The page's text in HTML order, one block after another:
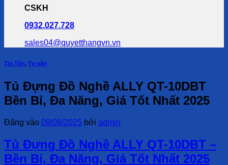
CSKH
0932.027.728
sales04@quyetthangvn.vn
Tin Tức, Tư vấn
Tủ Đựng Đồ Nghề ALLY QT-10DBT
Bền Bỉ, Đa Năng, Giá Tốt Nhất 2025
Đăng vào 09/08/2025 bởi admin
Tủ Đựng Đồ Nghề ALLY QT-10DBT –
Bền Bỉ, Đa Năng, Giá Tốt Nhất 2025